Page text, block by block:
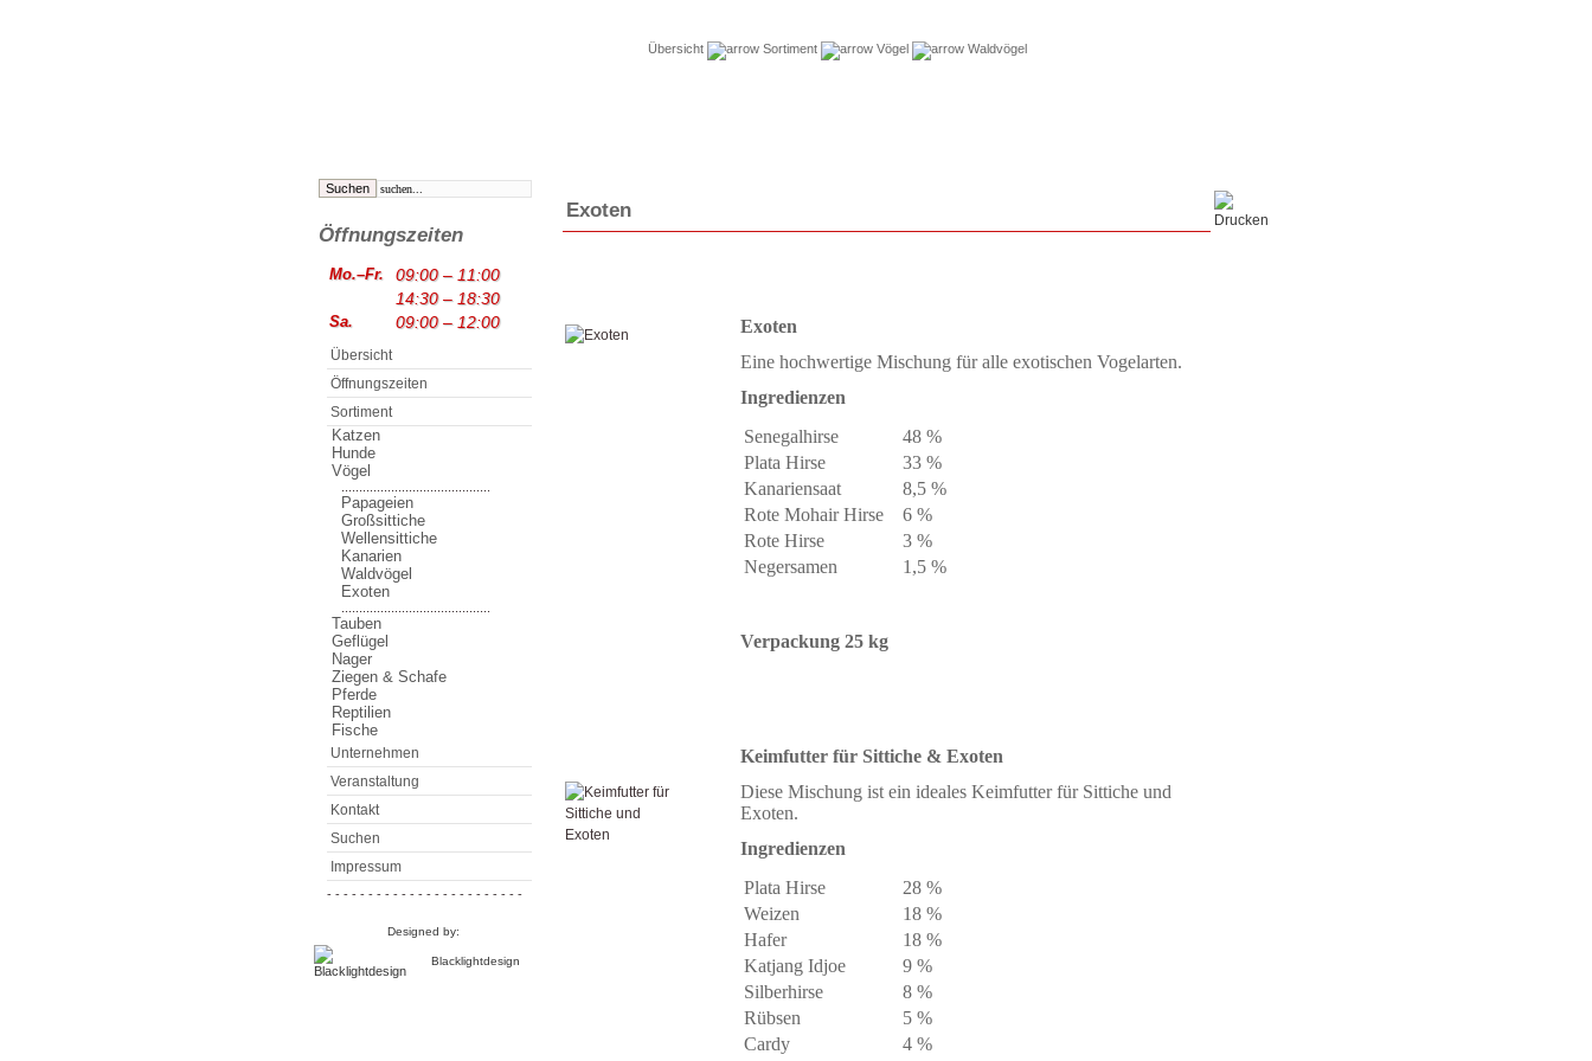
Übersicht Sortiment Vögel Waldvögel
Öffnungszeiten
Mo.–Fr.
09:00 – 11:00
14:30 – 18:30
Sa. 09:00 – 12:00
Übersicht
Öffnungszeiten
Sortiment
Katzen
Hunde
Vögel
Papageien
Großsittiche
Wellensittiche
Kanarien
Waldvögel
Exoten
Tauben
Geflügel
Nager
Ziegen & Schafe
Pferde
Reptilien
Fische
Unternehmen
Veranstaltung
Kontakt
Suchen
Impressum
- - - - - - - - - - - - - - - - - - - - - - - -
Designed by:
Blacklightdesign
Exoten
Exoten
Eine hochwertige Mischung für alle exotischen Vogelarten.
Ingredienzen
Senegalhirse
48 %
Plata Hirse
33 %
Kanariensaat
8,5 %
Rote Mohair Hirse
6 %
Rote Hirse
3 %
Negersamen
1,5 %
Verpackung 25 kg
Keimfutter für Sittiche & Exoten
Diese Mischung ist ein ideales Keimfutter für Sittiche und
Exoten.
Ingredienzen
Plata Hirse
28 %
Weizen
18 %
Hafer
18 %
Katjang Idjoe
9 %
Silberhirse
8 %
Rübsen
5 %
Cardy
4 %